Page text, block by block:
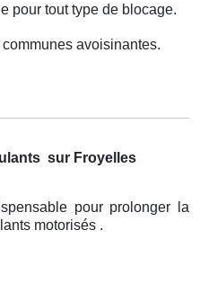
pour tout type de blocage.
avoisinantes.
sur Froyelles
pour prolonger la
motorisés .